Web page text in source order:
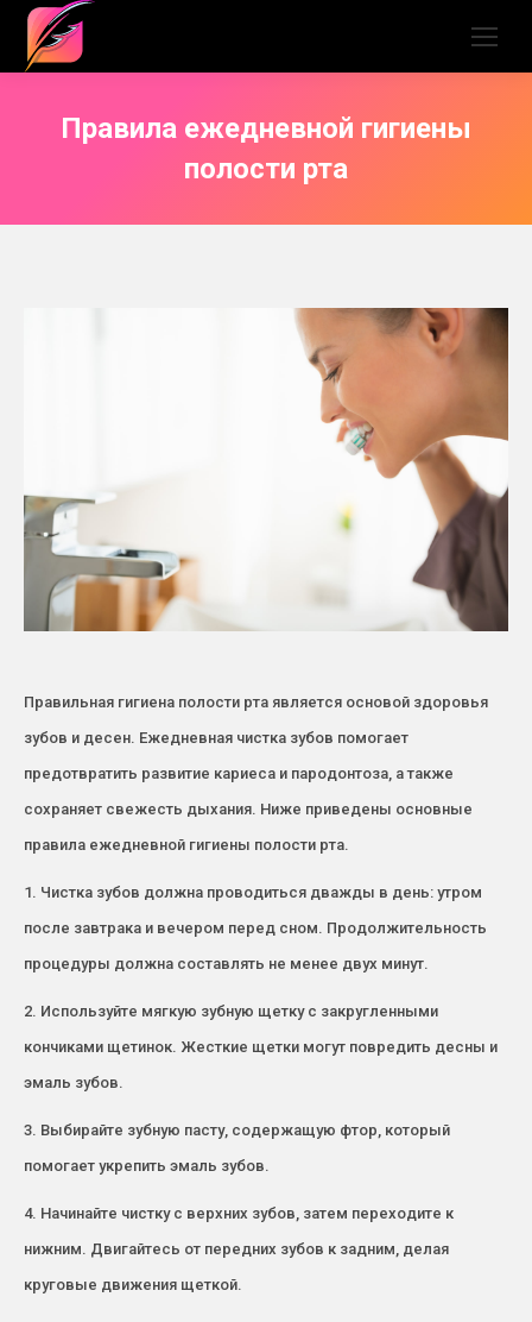
Правила ежедневной гигиены
полости рта
Правильная гигиена полости рта является основой здоровья
зубов и десен. Ежедневная чистка зубов помогает
предотвратить развитие кариеса и пародонтоза, а также
сохраняет свежесть дыхания. Ниже приведены основные
правила ежедневной гигиены полости рта.
1. Чистка зубов должна проводиться дважды в день: утром
после завтрака и вечером перед сном. Продолжительность
процедуры должна составлять не менее двух минут.
2. Используйте мягкую зубную щетку с закругленными
кончиками щетинок. Жесткие щетки могут повредить десны и
эмаль зубов.
3. Выбирайте зубную пасту, содержащую фтор, который
помогает укрепить эмаль зубов.
4. Начинайте чистку с верхних зубов, затем переходите к
нижним. Двигайтесь от передних зубов к задним, делая
круговые движения щеткой.